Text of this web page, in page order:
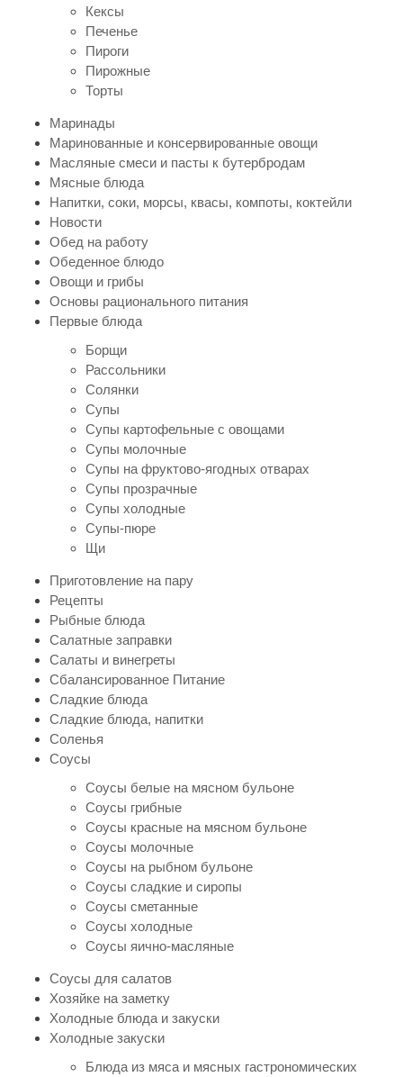
Кексы
Печенье
Пироги
Пирожные
Торты
Маринады
Маринованные и консервированные овощи
Масляные смеси и пасты к бутербродам
Мясные блюда
Напитки, соки, морсы, квасы, компоты, коктейли
Новости
Обед на работу
Обеденное блюдо
Овощи и грибы
Основы рационального питания
Первые блюда
Борщи
Рассольники
Солянки
Супы
Супы картофельные с овощами
Супы молочные
Супы на фруктово-ягодных отварах
Супы прозрачные
Супы холодные
Супы-пюре
Щи
Приготовление на пару
Рецепты
Рыбные блюда
Салатные заправки
Салаты и винегреты
Сбалансированное Питание
Сладкие блюда
Сладкие блюда, напитки
Соленья
Соусы
Соусы белые на мясном бульоне
Соусы грибные
Соусы красные на мясном бульоне
Соусы молочные
Соусы на рыбном бульоне
Соусы сладкие и сиропы
Соусы сметанные
Соусы холодные
Соусы яично-масляные
Соусы для салатов
Хозяйке на заметку
Холодные блюда и закуски
Холодные закуски
Блюда из мяса и мясных гастрономических